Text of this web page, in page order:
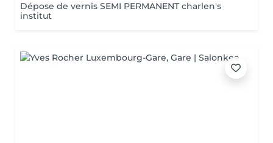
Dépose de vernis SEMI PERMANENT charlen's
institut